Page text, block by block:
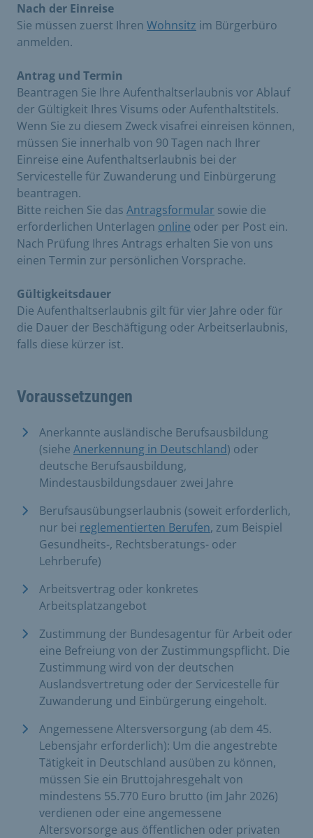
Nach der Einreise
Sie müssen zuerst Ihren Wohnsitz im Bürgerbüro
anmelden.
Antrag und Termin
Beantragen Sie Ihre Aufenthaltserlaubnis vor Ablauf
der Gültigkeit Ihres Visums oder Aufenthaltstitels.
Wenn Sie zu diesem Zweck visafrei einreisen können,
müssen Sie innerhalb von 90 Tagen nach Ihrer
Einreise eine Aufenthaltserlaubnis bei der
Servicestelle für Zuwanderung und Einbürgerung
beantragen.
Bitte reichen Sie das Antragsformular sowie die
erforderlichen Unterlagen online oder per Post ein.
Nach Prüfung Ihres Antrags erhalten Sie von uns
einen Termin zur persönlichen Vorsprache.
Gültigkeitsdauer
Die Aufenthaltserlaubnis gilt für vier Jahre oder für
die Dauer der Beschäftigung oder Arbeitserlaubnis,
falls diese kürzer ist.
Voraussetzungen
Anerkannte ausländische Berufsausbildung
(siehe Anerkennung in Deutschland) oder
deutsche Berufsausbildung,
Mindestausbildungsdauer zwei Jahre
Berufsausübungserlaubnis (soweit erforderlich,
nur bei reglementierten Berufen, zum Beispiel
Gesundheits-, Rechtsberatungs- oder
Lehrberufe)
Arbeitsvertrag oder konkretes
Arbeitsplatzangebot
Zustimmung der Bundesagentur für Arbeit oder
eine Befreiung von der Zustimmungspflicht. Die
Zustimmung wird von der deutschen
Auslandsvertretung oder der Servicestelle für
Zuwanderung und Einbürgerung eingeholt.
Angemessene Altersversorgung (ab dem 45.
Lebensjahr erforderlich): Um die angestrebte
Tätigkeit in Deutschland ausüben zu können,
müssen Sie ein Bruttojahresgehalt von
mindestens 55.770 Euro brutto (im Jahr 2026)
verdienen oder eine angemessene
Altersvorsorge aus öffentlichen oder privaten